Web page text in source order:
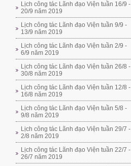
Lịch công tác Lãnh đạo Viện tuần 16/9 -
20/9 năm 2019
Lịch công tác Lãnh đạo Viện tuần 9/9 -
13/9 năm 2019
Lịch công tác Lãnh đạo Viện tuần 2/9 -
6/9 năm 2019
Lịch công tác Lãnh đạo Viện tuần 26/8 -
30/8 năm 2019
Lịch công tác Lãnh đạo Viện tuần 12/8 -
16/8 năm 2019
Lịch công tác Lãnh đạo Viện tuần 5/8 -
9/8 năm 2019
Lịch công tác Lãnh đạo Viện tuần 29/7 -
2/8 năm 2019
Lịch công tác Lãnh đạo Viện tuần 22/7 -
26/7 năm 2019